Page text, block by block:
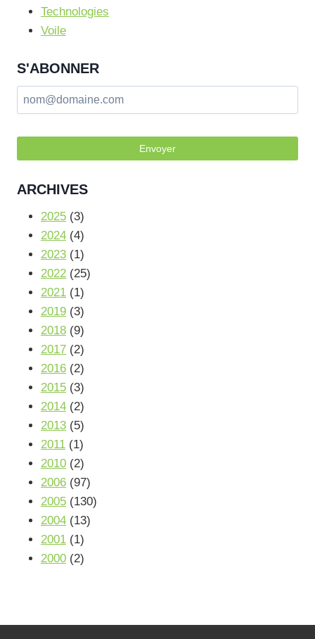
Technologies
Voile
S'ABONNER
Envoyer
ARCHIVES
2025 (3)
2024 (4)
2023 (1)
2022 (25)
2021 (1)
2019 (3)
2018 (9)
2017 (2)
2016 (2)
2015 (3)
2014 (2)
2013 (5)
2011 (1)
2010 (2)
2006 (97)
2005 (130)
2004 (13)
2001 (1)
2000 (2)